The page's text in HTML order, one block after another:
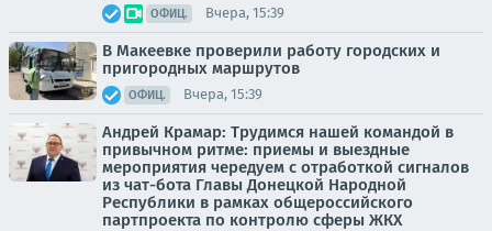
ОФИЦ. Вчера, 15:39
В Макеевке проверили работу городских и
пригородных маршрутов
ОФИЦ. Вчера, 15:39
Андрей Крамар: Трудимся нашей командой в
привычном ритме: приемы и выездные
мероприятия чередуем с отработкой сигналов
из чат-бота Главы Донецкой Народной
Республики в рамках общероссийского
партпроекта по контролю сферы ЖКХ